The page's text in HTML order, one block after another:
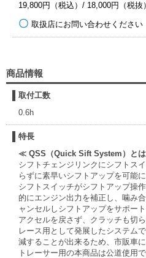
19,800円（税込）/ 18,000円（税抜）
取扱店にお問い合わせください
商品情報
取付工数
0.6h
特長
≪ QSS（Quick Sift System）と
シフトチェンジリンクにシフトス
らずに素早いシフトアップを可能
シフトスイッチがシフトアップ操
的にエンジン出力を補正し、噛み
ャンセルしシフトアップをサポート
アクセルを戻さず、クラッチも切
レース用として発展したシステム
減することが出来るため、市販車
トレーサー用の本商品は公道使用